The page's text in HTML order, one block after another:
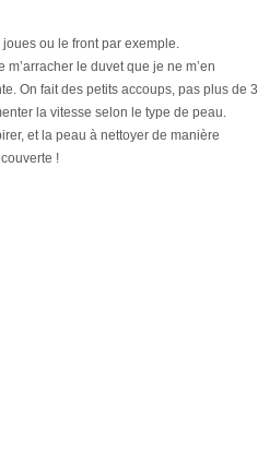
ou le front par exemple.
le duvet que je ne m’en
On fait des petits accoups, pas plus de 3
la vitesse selon le type de peau.
et la peau à nettoyer de manière
!